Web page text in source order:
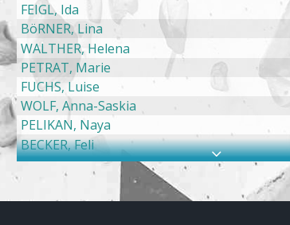
FEIGL, Ida
BöRNER, Lina
WALTHER, Helena
PETRAT, Marie
FUCHS, Luise
WOLF, Anna-Saskia
PELIKAN, Naya
BECKER, Feli
TOMASCHEK, Lina Mia
RöBER, Lina
3